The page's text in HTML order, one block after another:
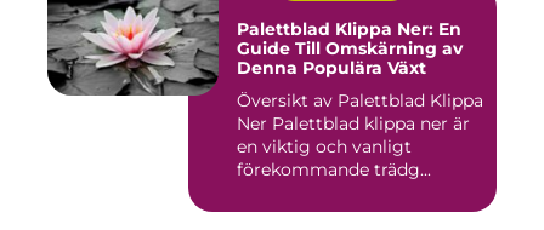
Palettblad Klippa Ner: En
Guide Till Omskärning av
Denna Populära Växt
Översikt av Palettblad Klippa
Ner Palettblad klippa ner är
en viktig och vanligt
förekommande trädg...